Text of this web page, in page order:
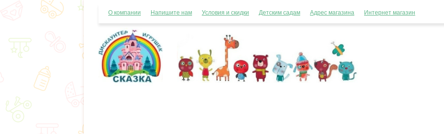
О компании Напишите нам Условия и скидки Детским садам Адрес магазина Интернет магазин